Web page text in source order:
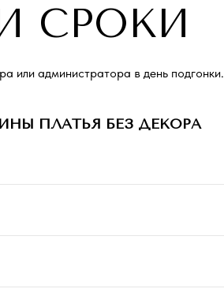
СРОКИ
или администратора в день подгонки.
ПЛАТЬЯ БЕЗ ДЕКОРА